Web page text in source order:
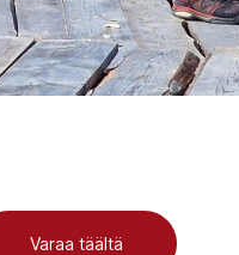
Varaa täältä